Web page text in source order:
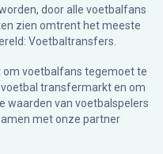
door alle voetbalfans
zien omtrent het meeste
Voetbaltransfers.
om voetbalfans tegemoet te
transfermarkt en om
waarden van voetbalspelers
met onze partner